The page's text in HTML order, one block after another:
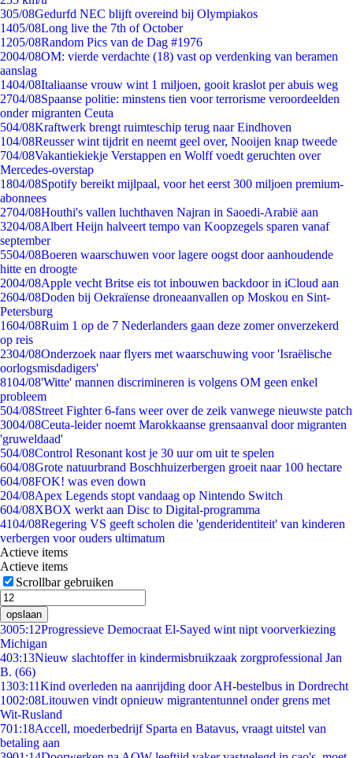
305/08Gedurfd NEC blijft overeind bij Olympiakos
1405/08Long live the 7th of October
1205/08Random Pics van de Dag #1976
2004/08OM: vierde verdachte (18) vast op verdenking van beramen
aanslag
1404/08Italiaanse vrouw wint 1 miljoen, gooit kraslot per abuis weg
2704/08Spaanse politie: minstens tien voor terrorisme veroordeelden
onder migranten Ceuta
504/08Kraftwerk brengt ruimteschip terug naar Eindhoven
104/08Reusser wint tijdrit en neemt geel over, Nooijen knap tweede
704/08Vakantiekiekje Verstappen en Wolff voedt geruchten over
Mercedes-overstap
1804/08Spotify bereikt mijlpaal, voor het eerst 300 miljoen premium-
abonnees
2704/08Houthi's vallen luchthaven Najran in Saoedi-Arabië aan
3204/08Albert Heijn halveert tempo van Koopzegels sparen vanaf
september
5504/08Boeren waarschuwen voor lagere oogst door aanhoudende
hitte en droogte
2004/08Apple vecht Britse eis tot inbouwen backdoor in iCloud aan
2604/08Doden bij Oekraïense droneaanvallen op Moskou en Sint-
Petersburg
1604/08Ruim 1 op de 7 Nederlanders gaan deze zomer onverzekerd
op reis
2304/08Onderzoek naar flyers met waarschuwing voor 'Israëlische
oorlogsmisdadigers'
8104/08'Witte' mannen discrimineren is volgens OM geen enkel
probleem
504/08Street Fighter 6-fans weer over de zeik vanwege nieuwste patch
3004/08Ceuta-leider noemt Marokkaanse grensaanval door migranten
'gruweldaad'
504/08Control Resonant kost je 30 uur om uit te spelen
604/08Grote natuurbrand Boschhuizerbergen groeit naar 100 hectare
604/08FOK! was even down
204/08Apex Legends stopt vandaag op Nintendo Switch
604/08XBOX werkt aan Disc to Digital-programma
4104/08Regering VS geeft scholen die 'genderidentiteit' van kinderen
verbergen voor ouders ultimatum
Actieve items
Actieve items
Scrollbar gebruiken
opslaan
3005:12Progressieve Democraat El-Sayed wint nipt voorverkiezing
Michigan
403:13Nieuw slachtoffer in kindermisbruikzaak zorgprofessional Jan
B. (66)
1303:11Kind overleden na aanrijding door AH-bestelbus in Dordrecht
1002:08Litouwen vindt opnieuw migrantentunnel onder grens met
Wit-Rusland
701:18Accell, moederbedrijf Sparta en Batavus, vraagt uitstel van
betaling aan